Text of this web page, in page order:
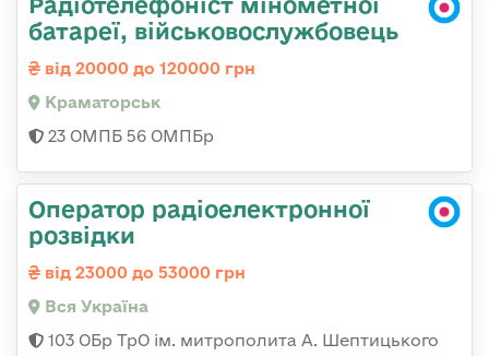
батареї, військовослужбовець
від 20000 до 120000 грн
Краматорськ
23 ОМПБ 56 ОМПБр
Оператор радіоелектронної
розвідки
від 23000 до 53000 грн
Вся Україна
103 ОБр ТрО ім. митрополита А. Шептицького